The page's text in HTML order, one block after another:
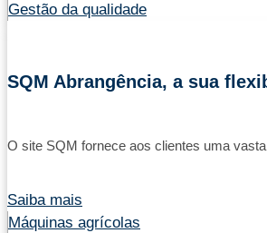
Gestão da qualidade
SQM Abrangência, a sua
O site SQM fornece aos clientes uma
Saiba mais
Máquinas agrícolas